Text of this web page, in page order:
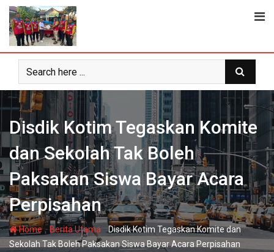
Skip
content
Disdik Kotim Tegaskan Komite
dan Sekolah Tak Boleh
Paksakan Siswa Bayar Acara
Perpisahan
Home-Berita Utama -Disdik Kotim Tegaskan Komite dan
Sekolah Tak Boleh Paksakan Siswa Bayar Acara Perpisahan